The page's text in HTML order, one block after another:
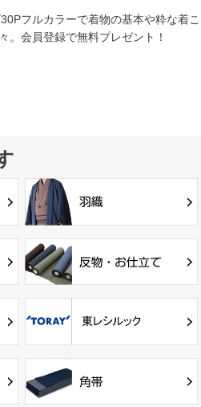
フルカラーで着物の基本や粋な着こ
。会員登録で無料プレゼント！